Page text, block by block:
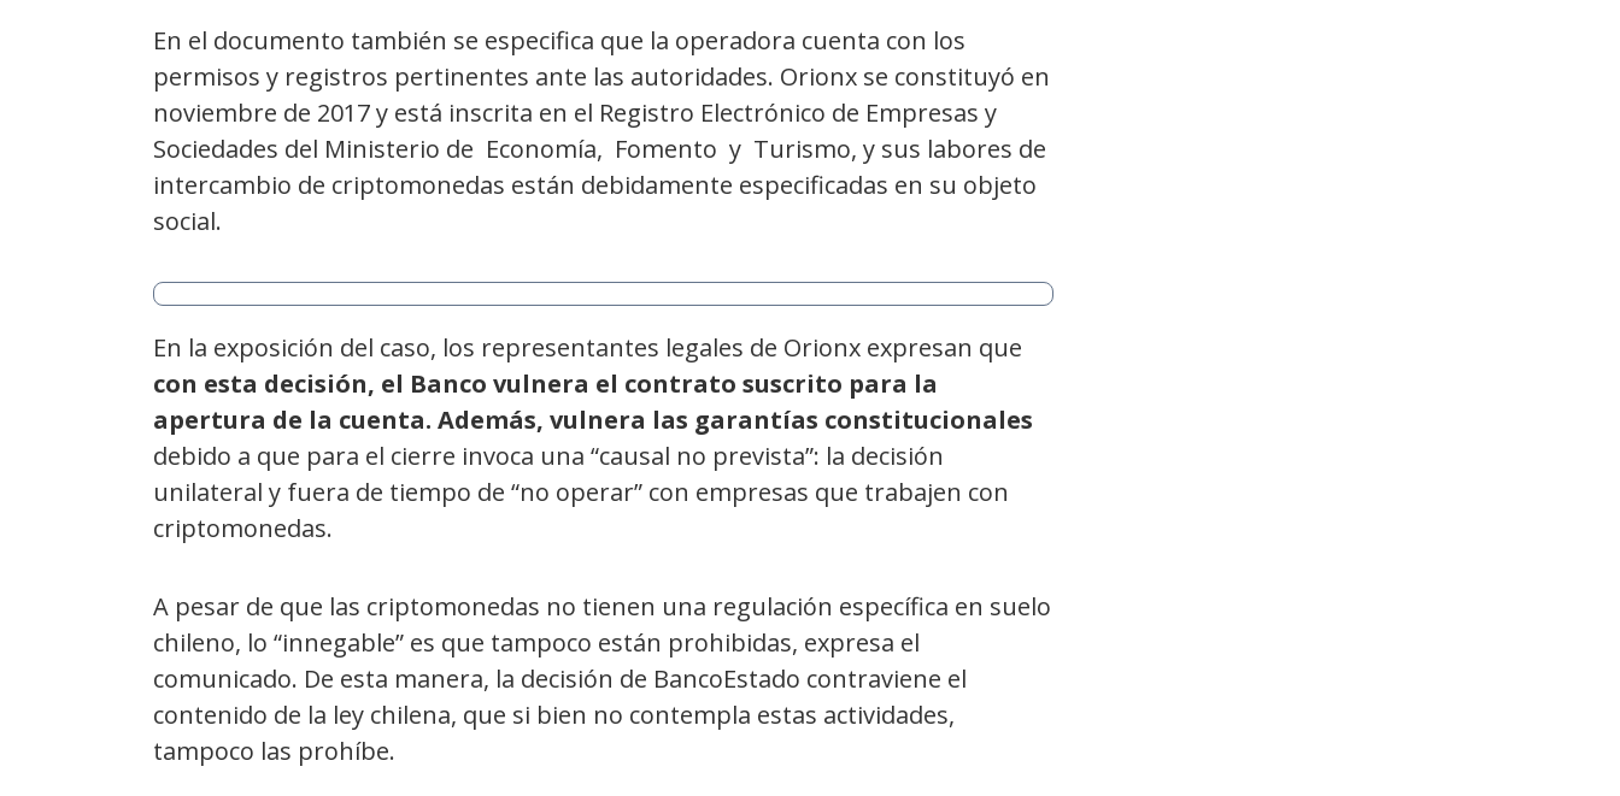
En el documento también se especifica que la operadora cuenta con los
permisos y registros pertinentes ante las autoridades. Orionx se constituyó en
noviembre de 2017 y está inscrita en el Registro Electrónico de Empresas y
Sociedades del Ministerio de Economía, Fomento y Turismo, y sus labores de
intercambio de criptomonedas están debidamente especificadas en su objeto
social.
En la exposición del caso, los representantes legales de Orionx expresan que
con esta decisión, el Banco vulnera el contrato suscrito para la
apertura de la cuenta. Además, vulnera las garantías constitucionales
debido a que para el cierre invoca una “causal no prevista”: la decisión
unilateral y fuera de tiempo de “no operar” con empresas que trabajen con
criptomonedas.
A pesar de que las criptomonedas no tienen una regulación específica en suelo
chileno, lo “innegable” es que tampoco están prohibidas, expresa el
comunicado. De esta manera, la decisión de BancoEstado contraviene el
contenido de la ley chilena, que si bien no contempla estas actividades,
tampoco las prohíbe.